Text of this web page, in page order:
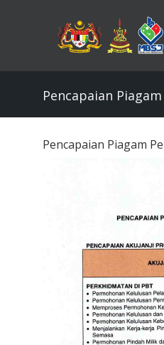
Pencapaian
Pencapaian Piagam